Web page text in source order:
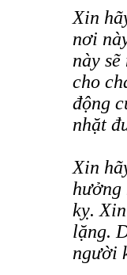
Xin
nơi
này
cho
động
nhặt
Xin
hưởng
kỵ.
lặng.
người